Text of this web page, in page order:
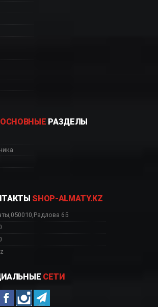
Астана,
ОСНОВНЫЕ РАЗДЕЛЫ
SHOP-ALMATY.KZ
,050010,Радлова 65
СЕТИ